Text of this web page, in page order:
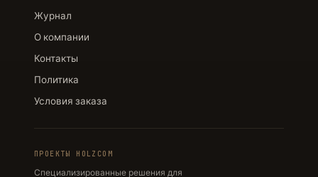
Журнал
О компании
Контакты
Политика
Условия заказа
ПРОЕКТЫ HOLZCOM
Специализированные решения для